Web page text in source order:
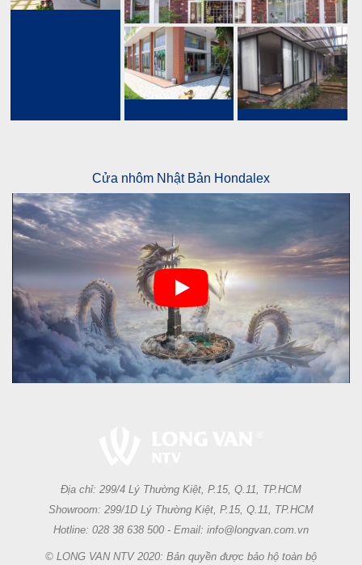
Cửa nhôm Nhật Bản Hondalex
Địa chỉ: 299/4 Lý Thường Kiệt, P.15, Q.11, TP.HCM
Showroom: 299/1D Lý Thường Kiệt, P.15, Q.11, TP.HCM
Hotline: 028 38 638 500 - Email: info@longvan.com.vn
© LONG VAN NTV 2020: Bản quyền được bảo hộ toàn bộ